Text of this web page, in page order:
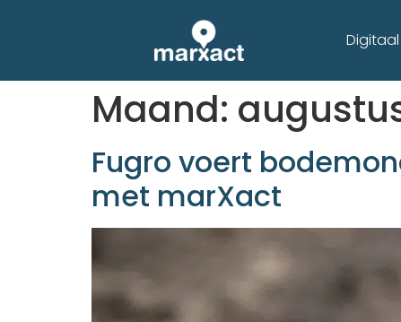
Maand:
Fugro voert
met marXact